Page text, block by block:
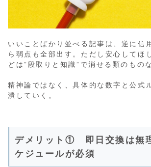
いいことばかり並べる記事は、逆に信
ら弱点も全部出す。ただし安心してほ
どは”段取りと知識”で消せる類のもの
精神論ではなく、具体的な数字と公式
潰していく。
デメリット① 即日交換は無
ケジュールが必須